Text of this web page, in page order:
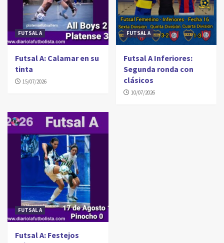
FUTSAL A
Futsal A: Calamar en su
tinta
15/07/2026
FUTSAL A
Futsal A Inferiores:
Segunda ronda con
clásicos
10/07/2026
FUTSAL A
Futsal A: Festejos